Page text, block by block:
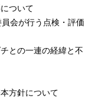
ついて
会が行う点検・評価
との一連の経緯と不
方針について